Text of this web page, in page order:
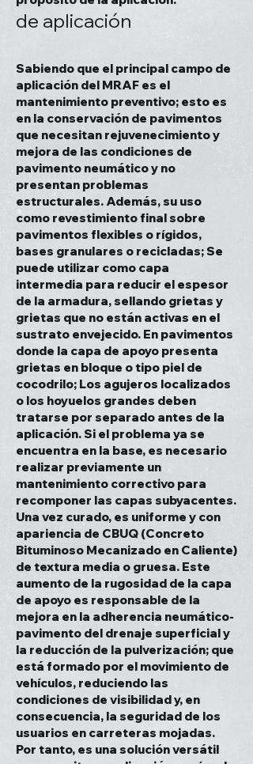
de aplicación
Sabiendo que el principal campo de
aplicación del MRAF es el
mantenimiento preventivo; esto es
en la conservación de pavimentos
que necesitan rejuvenecimiento y
mejora de las condiciones de
pavimento neumático y no
presentan problemas
estructurales. Además, su uso
como revestimiento final sobre
pavimentos flexibles o rígidos,
bases granulares o recicladas; Se
puede utilizar como capa
intermedia para reducir el espesor
de la armadura, sellando grietas y
grietas que no están activas en el
sustrato envejecido. En pavimentos
donde la capa de apoyo presenta
grietas en bloque o tipo piel de
cocodrilo; Los agujeros localizados
o los hoyuelos grandes deben
tratarse por separado antes de la
aplicación. Si el problema ya se
encuentra en la base, es necesario
realizar previamente un
mantenimiento correctivo para
recomponer las capas subyacentes.
Una vez curado, es uniforme y con
apariencia de CBUQ (Concreto
Bituminoso Mecanizado en Caliente)
de textura media o gruesa. Este
aumento de la rugosidad de la capa
de apoyo es responsable de la
mejora en la adherencia neumático-
pavimento del drenaje superficial y
la reducción de la pulverización; que
está formado por el movimiento de
vehículos, reduciendo las
condiciones de visibilidad y, en
consecuencia, la seguridad de los
usuarios en carreteras mojadas.
Por tanto, es una solución versátil